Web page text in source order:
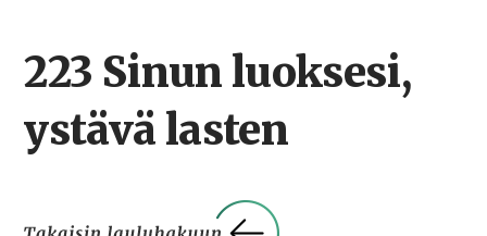
223 Sinun luoksesi,
ystävä lasten